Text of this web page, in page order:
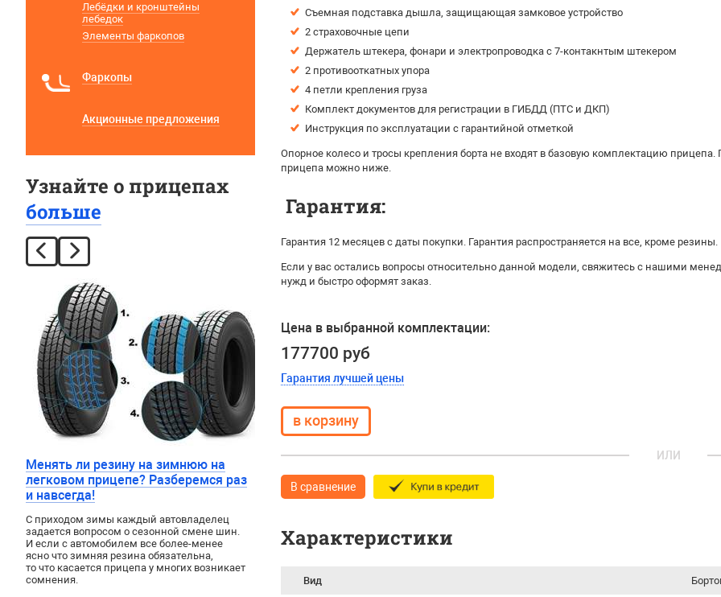
Съемная подставка дышла, защищающая замковое устройство
2 страховочные цепи
Держатель штекера, фонари и электропроводка с 7-контакнтым штекером
2 противооткатных упора
4 петли крепления груза
Комплект документов для регистрации в ГИБДД (ПТС и ДКП)
Инструкция по эксплуатации с гарантийной отметкой
Опорное колесо и тросы крепления борта не входят в базовую комплектацию
прицепа можно ниже.
Гарантия:
Гарантия 12 месяцев с даты покупки. Гарантия распространяется на все, кроме резины.
Если у вас остались вопросы относительно данной модели, свяжитесь с нашими
нужд и быстро оформят заказ.
Цена в выбранной комплектации:
177700 руб
Гарантия лучшей цены
ИЛИ
В сравнение
Характеристики
Вид
Лебёдки и кронштейны
лебедок
Элементы фаркопов
Фаркопы
Акционные предложения
Узнайте о прицепах
больше
Менять ли резину на зимнюю на
легковом прицепе? Разберемся раз
и навсегда!
С приходом зимы каждый автовладелец
задается вопросом о сезонной смене шин.
И если с автомобилем все более-менее
ясно что зимняя резина обязательна,
то что касается прицепа у многих возникает
сомнения.